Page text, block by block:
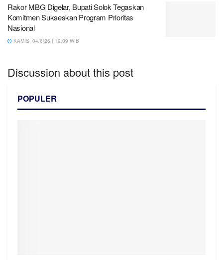
Rakor MBG Digelar, Bupati Solok Tegaskan
Komitmen Sukseskan Program Prioritas
Nasional
KAMIS, 04/6/26 | 19:09 WIB
Discussion about this post
POPULER